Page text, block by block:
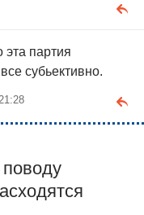
партия
субьективно.